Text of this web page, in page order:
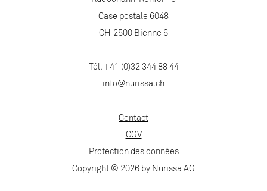
Case postale 6048
CH-2500 Bienne 6
Tél. +41 (0)32 344 88 44
info@nurissa.ch
Contact
CGV
Protection des données
Copyright © 2026 by Nurissa AG